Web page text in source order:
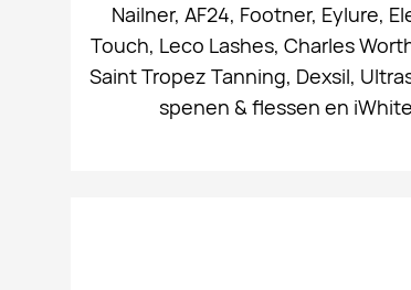
Nailner, AF24, Footner, Eylure,
Touch, Leco Lashes, Charles
Saint Tropez Tanning, Dexsil,
spenen & flessen en iWhite